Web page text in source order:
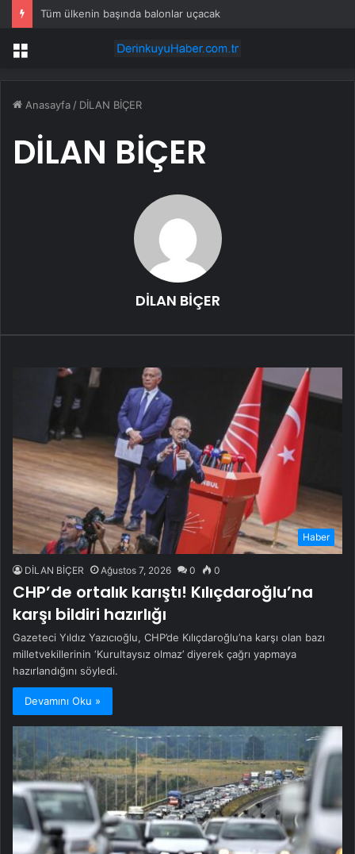
Tüm ülkenin başında balonlar uçacak
Menü
Anasayfa / DİLAN BİÇER
DİLAN BİÇER
DİLAN BİÇER
Haber
DİLAN BİÇER Ağustos 7, 2026 0 0
CHP’de ortalık karıştı! Kılıçdaroğlu’na
karşı bildiri hazırlığı
Gazeteci Yıldız Yazıcıoğlu, CHP’de Kılıçdaroğlu’na karşı olan bazı
milletvekillerinin ‘Kurultaysız olmaz’ diyerek çağrı yapmaya
hazırlandığını söyledi.
Devamını Oku »